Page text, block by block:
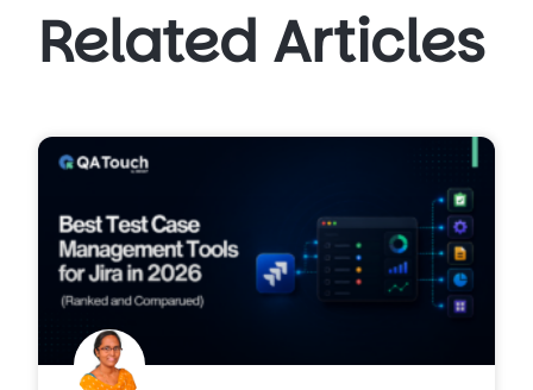
Related Articles